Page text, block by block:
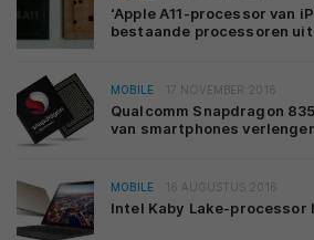
‘Apple A11-processor van
bestaande processoren uit
MOBILE 17 NOVEMBER 2016
Qualcomm Snapdragon
van smartphones
MOBILE 16 AUGUSTUS 2016
Intel Kaby Lake-processor